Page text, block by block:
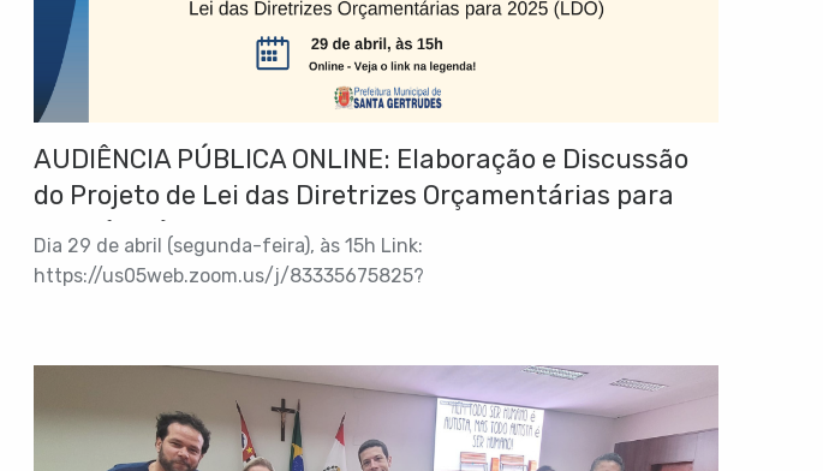
AUDIÊNCIA PÚBLICA ONLINE: Elaboração e Discussão
do Projeto de Lei das Diretrizes Orçamentárias para
2025 (LDO)
Dia 29 de abril (segunda-feira), às 15h Link:
https://us05web.zoom.us/j/83335675825?